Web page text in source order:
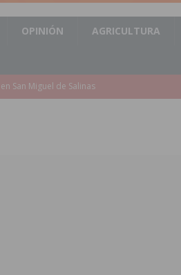
OPINIÓN AGRICULTURA
DE LA HORADADA
matriculación para el
2026
aventura